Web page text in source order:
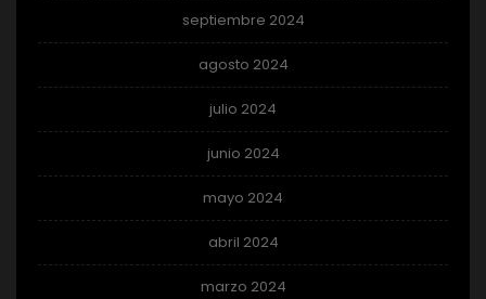
septiembre 2024
agosto 2024
julio 2024
junio 2024
mayo 2024
abril 2024
marzo 2024